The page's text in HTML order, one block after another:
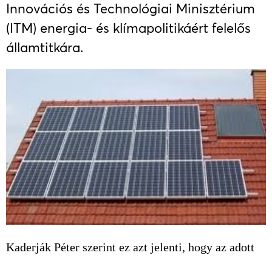
Innovációs és Technológiai Minisztérium
(ITM) energia- és klímapolitikáért felelős
államtitkára.
Kaderják Péter szerint ez azt jelenti, hogy az adott